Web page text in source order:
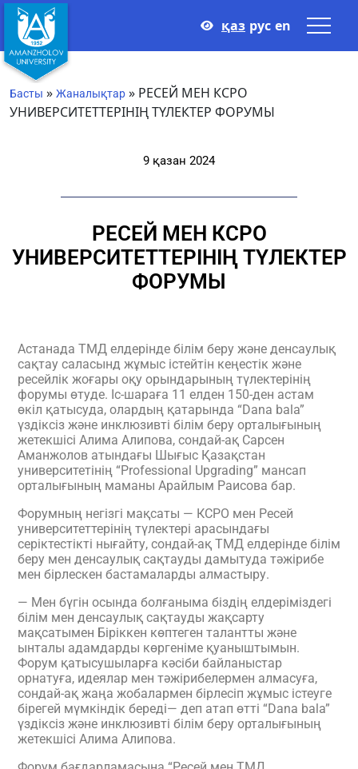
қаз рус en
Басты » Жаналықтар » РЕСЕЙ МЕН КСРО
УНИВЕРСИТЕТТЕРІНІҢ ТҮЛЕКТЕР ФОРУМЫ
9 қазан 2024
РЕСЕЙ МЕН КСРО
УНИВЕРСИТЕТТЕРІНІҢ ТҮЛЕКТЕР
ФОРУМЫ
Астанада ТМД елдерінде білім беру және денсаулық
сақтау саласынд жұмыс істейтін кеңестік және
ресейлік жоғары оқу орындарының түлектерінің
форумы өтуде. Іс-шараға 11 елден 150-ден астам
өкіл қатысуда, олардың қатарында “Dana bala”
үздіксіз және инклюзивті білім беру орталығының
жетекшісі Алима Алипова, сондай-ақ Сарсен
Аманжолов атындағы Шығыс Қазақстан
университетінің “Professional Upgrading” мансап
орталығының маманы Арайлым Раисова бар.
Форумның негізгі мақсаты — КСРО мен Ресей
университеттерінің түлектері арасындағы
серіктестікті нығайту, сондай-ақ ТМД елдерінде білім
беру мен денсаулық сақтауды дамытуда тәжірибе
мен бірлескен бастамаларды алмастыру.
— Мен бүгін осында болғаныма біздің елдеріміздегі
білім мен денсаулық сақтауды жақсарту
мақсатымен Біріккен көптеген талантты және
ынталы адамдарды көргеніме қуаныштымын.
Форум қатысушыларға кәсіби байланыстар
орнатуға, идеялар мен тәжірибелермен алмасуға,
сондай-ақ жаңа жобалармен бірлесіп жұмыс істеуге
бірегей мүмкіндік береді— деп атап өтті “Dana bala”
үздіксіз және инклюзивті білім беру орталығының
жетекшісі Алима Алипова.